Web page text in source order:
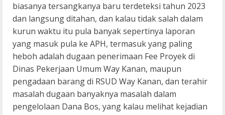
biasanya tersangkanya baru terdeteksi tahun 2023
dan langsung ditahan, dan kalau tidak salah dalam
kurun waktu itu pula banyak sepertinya laporan
yang masuk pula ke APH, termasuk yang paling
heboh adalah dugaan penerimaan Fee Proyek di
Dinas Pekerjaan Umum Way Kanan, maupun
pengadaan barang di RSUD Way Kanan, dan terahir
masalah dugaan banyaknya masalah dalam
pengelolaan Dana Bos, yang kalau melihat kejadian